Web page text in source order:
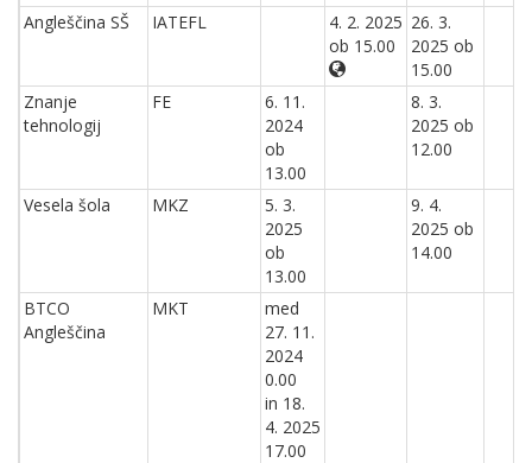
Angleščina SŠ IATEFL
4. 2. 2025
ob 15.00
26. 3.
2025 ob
15.00
Znanje
tehnologij
FE
6. 11.
2024
ob
13.00
8. 3.
2025 ob
12.00
Vesela šola MKZ
5. 3.
2025
ob
13.00
9. 4.
2025 ob
14.00
BTCO
Angleščina
MKT
med
27. 11.
2024
0.00
in 18.
4. 2025
17.00